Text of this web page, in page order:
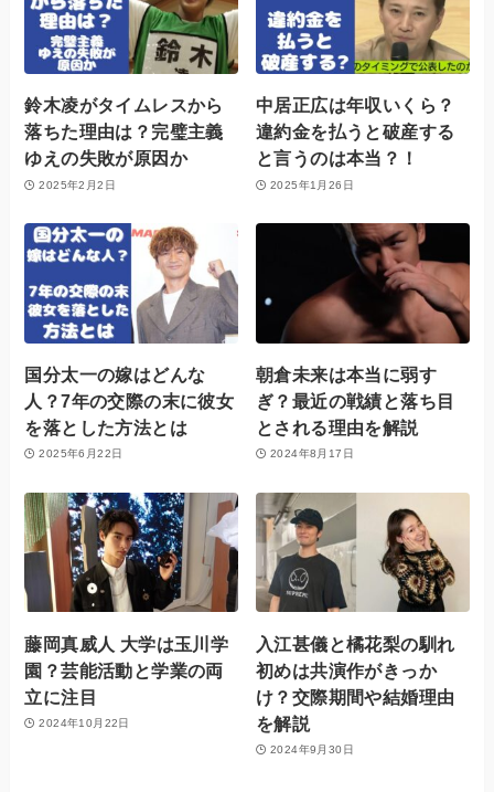
鈴木凌がタイムレスから
落ちた理由は？完璧主義
ゆえの失敗が原因か
2025年2月2日
中居正広は年収いくら？
違約金を払うと破産する
と言うのは本当？！
2025年1月26日
国分太一の嫁はどんな
人？7年の交際の末に彼女
を落とした方法とは
2025年6月22日
朝倉未来は本当に弱す
ぎ？最近の戦績と落ち目
とされる理由を解説
2024年8月17日
藤岡真威人 大学は玉川学
園？芸能活動と学業の両
立に注目
2024年10月22日
入江甚儀と橘花梨の馴れ
初めは共演作がきっか
け？交際期間や結婚理由
を解説
2024年9月30日